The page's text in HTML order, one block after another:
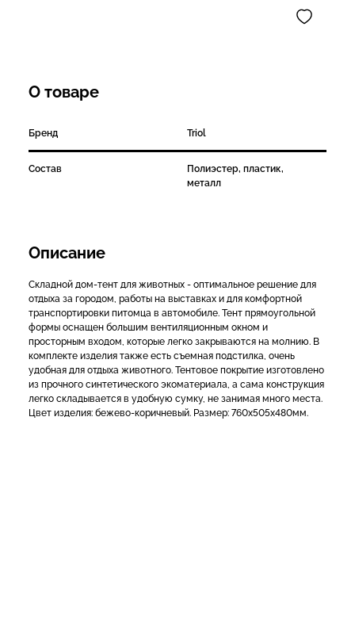
О товаре
Бренд Triol
Состав
Полиэстер, пластик,
металл
Описание
Складной дом-тент для животных - оптимальное решение для
отдыха за городом, работы на выставках и для комфортной
транспортировки питомца в автомобиле. Тент прямоугольной
формы оснащен большим вентиляционным окном и
просторным входом, которые легко закрываются на молнию. В
комплекте изделия также есть съемная подстилка, очень
удобная для отдыха животного. Тентовое покрытие изготовлено
из прочного синтетического экоматериала, а сама конструкция
легко складывается в удобную сумку, не занимая много места.
Цвет изделия: бежево-коричневый. Размер: 760х505х480мм.